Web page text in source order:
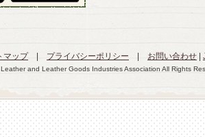
マップ| プライバシーポリシー お問い合わせ
and Leather Goods Industries Association All Rights